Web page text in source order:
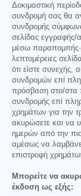
Δοκιμαστική
συνδρομή σας θα
συνδρομής
σελίδας εγγραφής/
μέσω παραπομπής·
λεπτομέρειες
ότι είστε συνεχής,
συνδρομών επί
πρόσβαση στο/στα
συνδρομής επί
χρημάτων για την
ακυρώσετε και να
ημερών από την
αμέσως να
επιστροφή
Μπορείτε να
έκδοση ως εξής: